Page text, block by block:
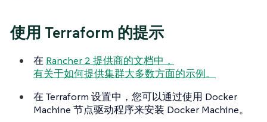
使用 Terraform 的提示
在 Rancher 2 提供商的文档中，
有关于如何提供集群大多数方面的示例。
在 Terraform 设置中，您可以通过使用 Docker
Machine 节点驱动程序来安装 Docker Machine。